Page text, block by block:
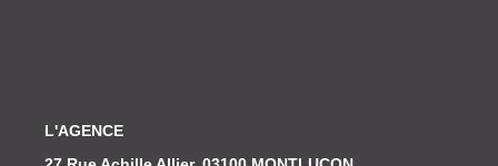
L'AGENCE